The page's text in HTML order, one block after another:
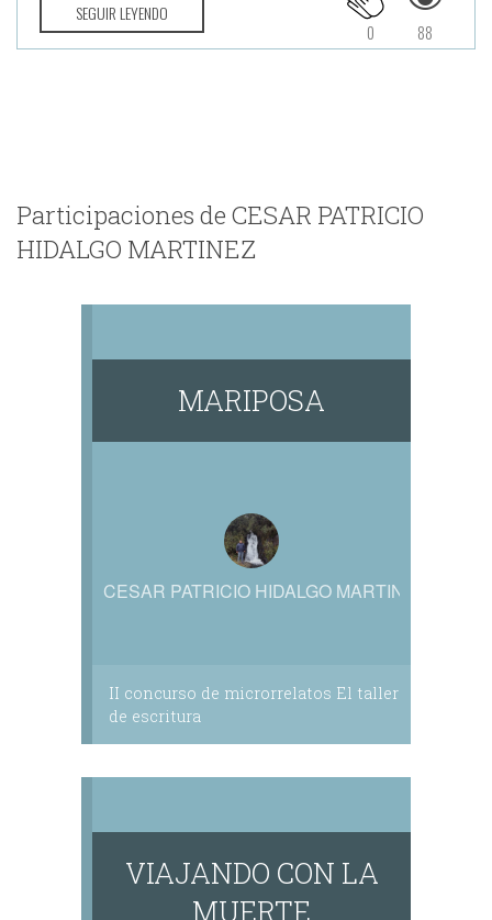
SEGUIR LEYENDO
88
0
Participaciones de CESAR PATRICIO
HIDALGO MARTINEZ
MARIPOSA
CESAR PATRICIO HIDALGO MARTINEZ
II concurso de microrrelatos El taller
de escritura
VIAJANDO CON LA
MUERTE